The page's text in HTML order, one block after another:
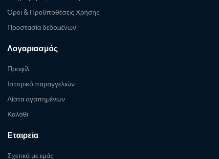
Όροι & Προϋποθέσεις Χρήσης
Προστασία δεδομένων
Λογαριασμός
Προφίλ
Ιστορικό παραγγελιών
Λίστα αγαπημένων
Καλάθι
Εταιρεία
Σχετικά με εμάς